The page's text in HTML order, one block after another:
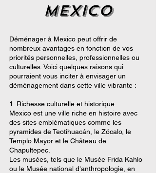
Mexico
Déménager à Mexico peut offrir de
nombreux avantages en fonction de vos
priorités personnelles, professionnelles ou
culturelles. Voici quelques raisons qui
pourraient vous inciter à envisager un
déménagement dans cette ville vibrante :
1. Richesse culturelle et historique
Mexico est une ville riche en histoire avec
des sites emblématiques comme les
pyramides de Teotihuacán, le Zócalo, le
Templo Mayor et le Château de
Chapultepec.
Les musées, tels que le Musée Frida Kahlo
ou le Musée national d'anthropologie, en